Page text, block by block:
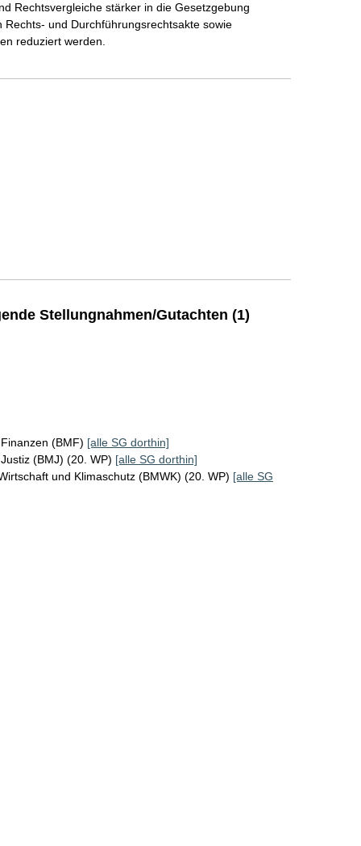
Rechtsvergleiche stärker in die Gesetzgebung
und Durchführungsrechtsakte sowie
reduziert werden.
Stellungnahmen/Gutachten (1)
(BMF) [alle SG dorthin]
(BMJ) (20. WP) [alle SG dorthin]
und Klimaschutz (BMWK) (20. WP) [alle SG